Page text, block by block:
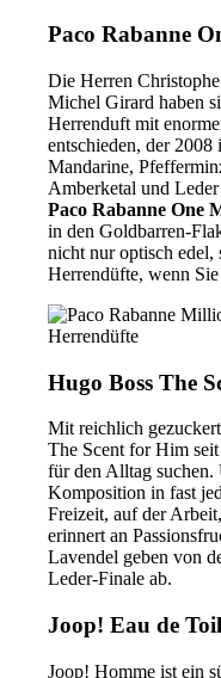
Paco Rabanne
Die Herren
Michel Girard haben
Herrenduft mit
entschieden, der
Mandarine,
Amberketal und
Paco Rabanne One
in den Goldbarren-
nicht nur optisch edel,
Herrendüfte, wenn Sie
Hugo Boss The
Mit reichlich
The Scent for Him
für den Alltag suchen.
Komposition in fast
Freizeit, auf der
erinnert an
Lavendel geben von
Leder-Finale ab.
Joop! Eau de
Joop! Homme ist ein